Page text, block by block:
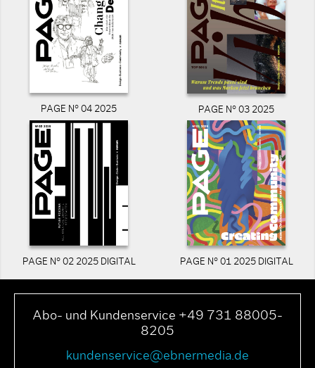
PAGE N° 04 2025 PAGE N° 03 2025
PAGE N° 02 2025 DIGITAL PAGE N° 01 2025 DIGITAL
Abo- und Kundenservice +49 731 88005-
8205
kundenservice@ebnermedia.de